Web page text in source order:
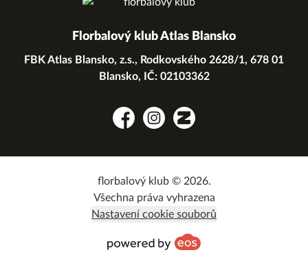
Florbalový klub Atlas Blansko
FBK Atlas Blansko, z.s., Rodkovského 2628/1, 678 01
Blansko, IČ: 02103362
FacebookInstagramZonerama
florbalový klub © 2026.
Všechna práva vyhrazena
Nastavení cookie souborů